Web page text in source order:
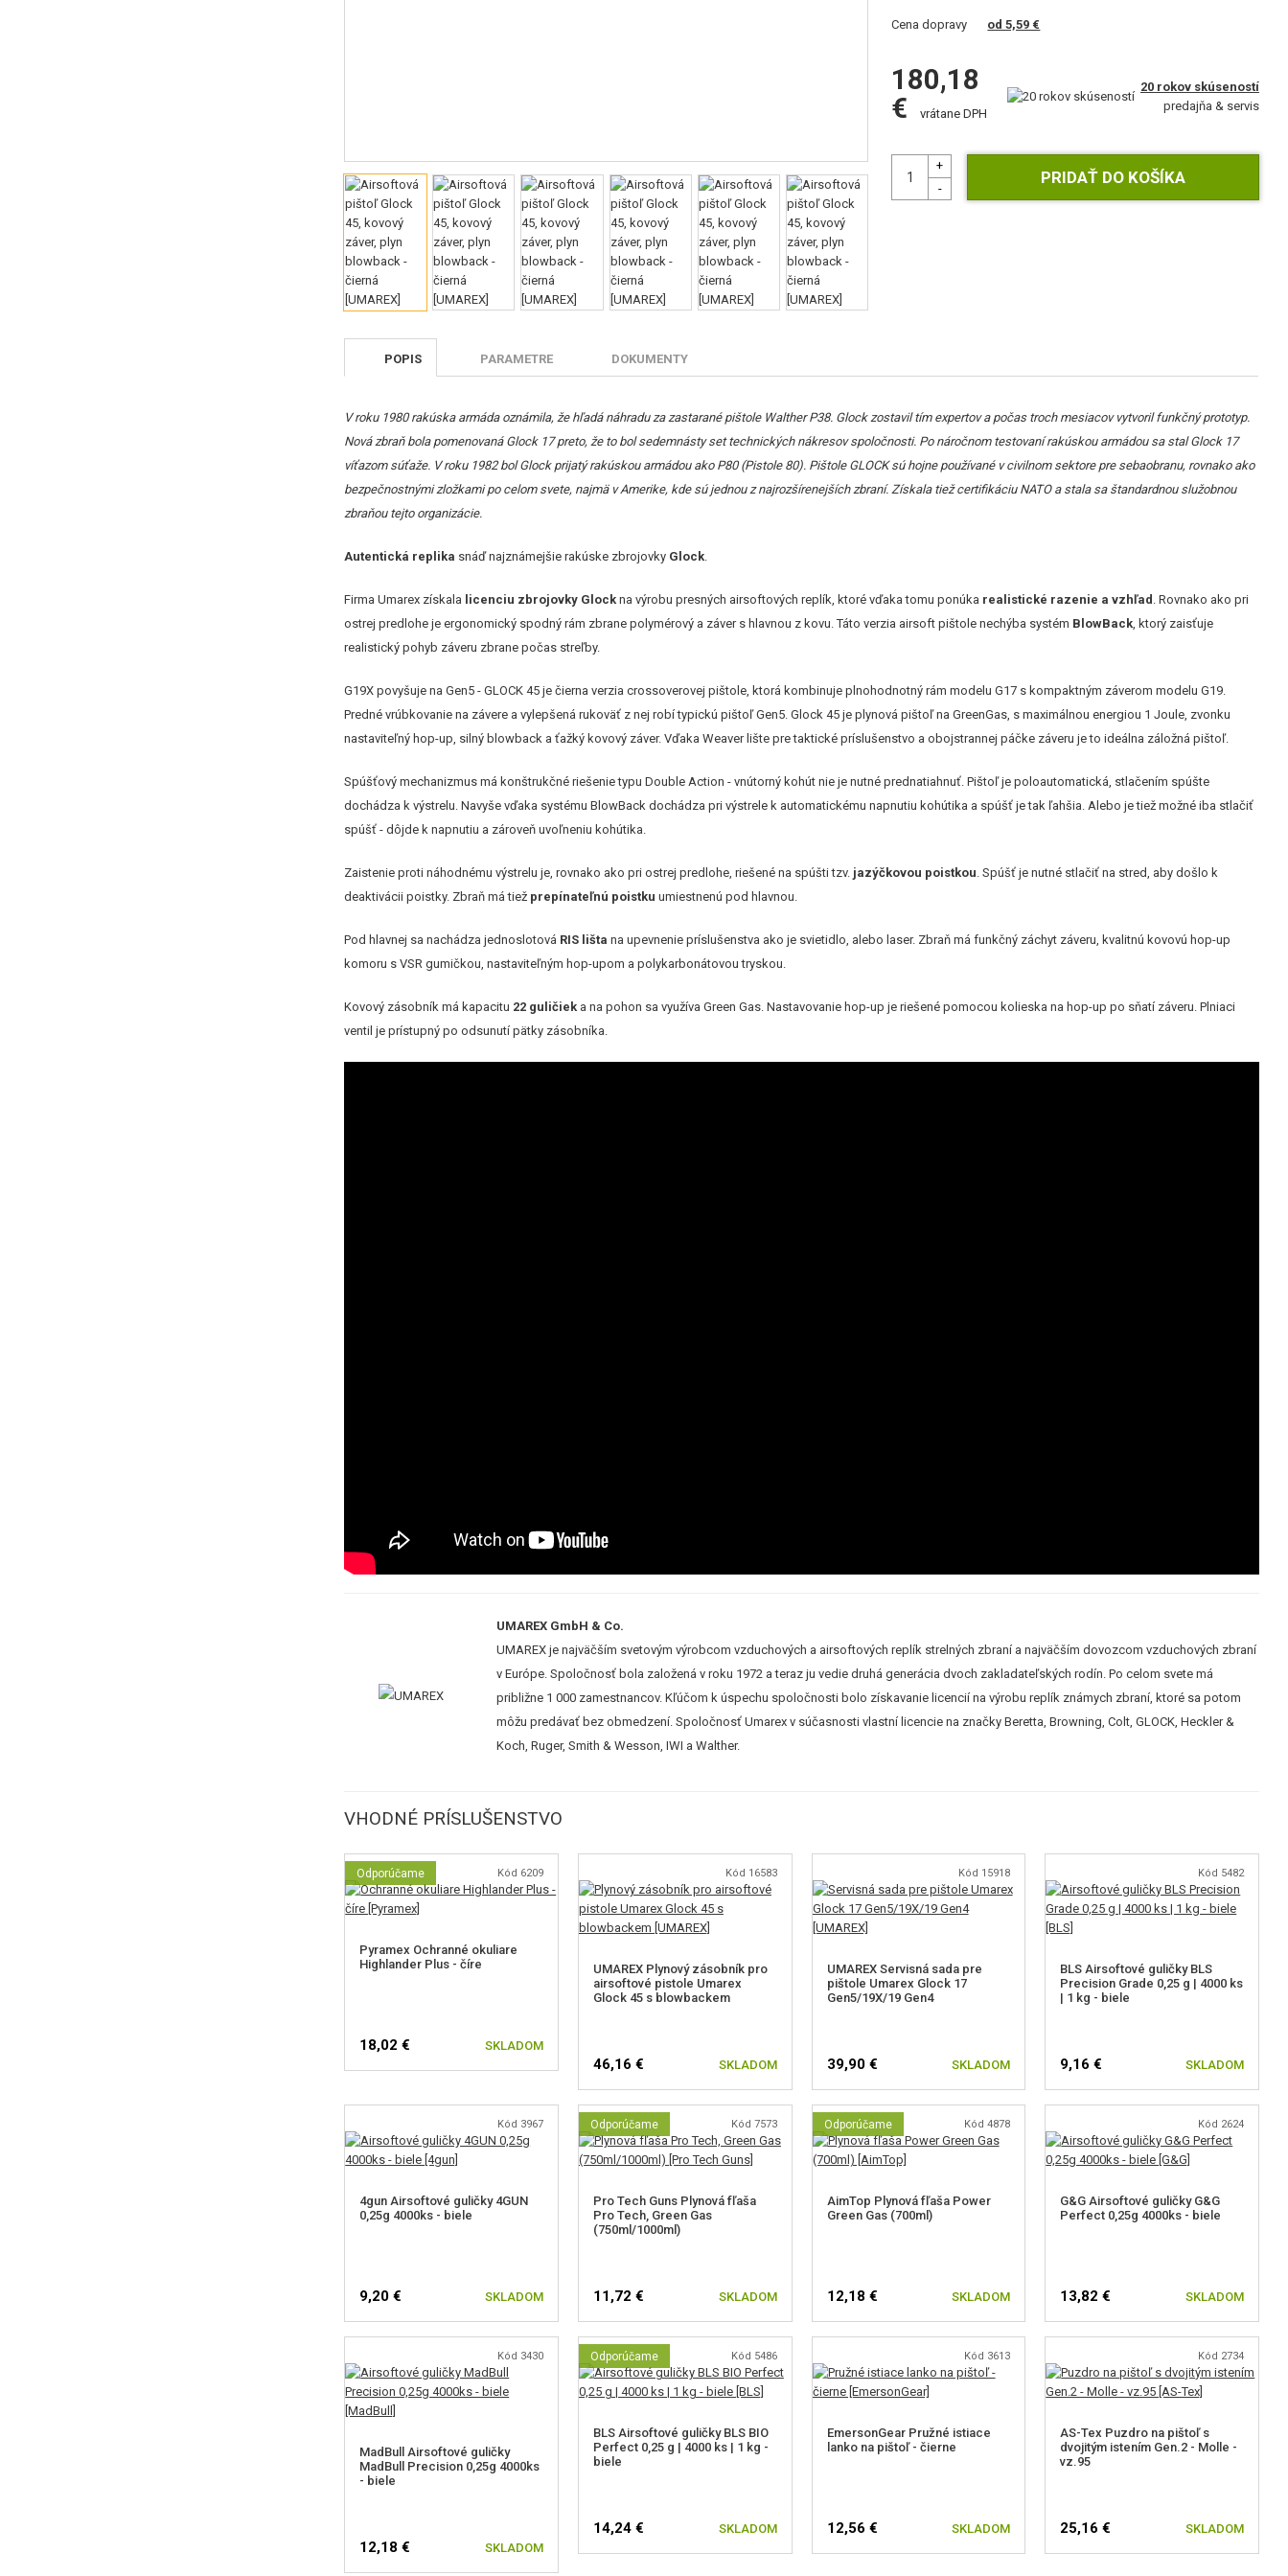
Cena dopravy od 5,59 €
180,18
€
vrátane DPH
20 rokov skúseností
predajňa & servis
POPIS PARAMETRE DOKUMENTY
V roku 1980 rakúska armáda oznámila, že hľadá náhradu za zastarané pištole Walther P38. Glock zostavil tím expertov a počas troch mesiacov vytvoril funkčný prototyp.
Nová zbraň bola pomenovaná Glock 17 preto, že to bol sedemnásty set technických nákresov spoločnosti. Po náročnom testovaní rakúskou armádou sa stal Glock 17
víťazom súťaže. V roku 1982 bol Glock prijatý rakúskou armádou ako P80 (Pistole 80). Pištole GLOCK sú hojne používané v civilnom sektore pre sebaobranu, rovnako ako
bezpečnostnými zložkami po celom svete, najmä v Amerike, kde sú jednou z najrozšírenejších zbraní. Získala tiež certifikáciu NATO a stala sa štandardnou služobnou
zbraňou tejto organizácie.
Autentická replika snáď najznámejšie rakúske zbrojovky Glock
Firma Umarex získala licenciu zbrojovky Glock na výrobu presných airsoftových replík, ktoré vďaka tomu ponúka realistické razenie a vzhľad . Rovnako ako pri
ostrej predlohe je ergonomický spodný rám zbrane polymérový a záver s hlavnou z kovu. Táto verzia airsoft pištole nechýba systém BlowBack , ktorý zaisťuje
realistický pohyb záveru zbrane počas streľby.
G19X povyšuje na Gen5 - GLOCK 45 je čierna verzia crossoverovej pištole, ktorá kombinuje plnohodnotný rám modelu G17 s kompaktným záverom modelu G19.
Predné vrúbkovanie na závere a vylepšená rukoväť z nej robí typickú pištoľ Gen5. Glock 45 je plynová pištoľ na GreenGas, s maximálnou energiou 1 Joule, zvonku
nastaviteľný hop-up, silný blowback a ťažký kovový záver. Vďaka Weaver lište pre taktické príslušenstvo a obojstrannej páčke záveru je to ideálna záložná pištoľ.
Spúšťový mechanizmus má konštrukčné riešenie typu Double Action - vnútorný kohút nie je nutné prednatiahnuť. Pištoľ je poloautomatická, stlačením spúšte
dochádza k výstrelu. Navyše vďaka systému BlowBack dochádza pri výstrele k automatickému napnutiu kohútika a spúšť je tak ľahšia. Alebo je tiež možné iba stlačiť
spúšť - dôjde k napnutiu a zároveň uvoľneniu kohútika.
Zaistenie proti náhodnému výstrelu je, rovnako ako pri ostrej predlohe, riešené na spúšti tzv. jazýčkovou poistkou . Spúšť je nutné stlačiť na stred, aby došlo k
deaktivácii poistky. Zbraň má tiež prepínateľnú poistku umiestnenú pod hlavnou.
Pod hlavnej sa nachádza jednoslotová RIS lišta na upevnenie príslušenstva ako je svietidlo, alebo laser. Zbraň má funkčný záchyt záveru, kvalitnú kovovú hop-up
komoru s VSR gumičkou, nastaviteľným hop-upom a polykarbonátovou tryskou.
Kovový zásobník má kapacitu 22 guličiek a na pohon sa využíva Green Gas. Nastavovanie hop-up je riešené pomocou kolieska na hop-up po sňatí záveru. Plniaci
ventil je prístupný po odsunutí pätky zásobníka.
UMAREX GmbH & Co.
UMAREX je najväčším svetovým výrobcom vzduchových a airsoftových replík strelných zbraní a najväčším dovozcom vzduchových zbraní
v Európe. Spoločnosť bola založená v roku 1972 a teraz ju vedie druhá generácia dvoch zakladateľských rodín. Po celom svete má
približne 1 000 zamestnancov. Kľúčom k úspechu spoločnosti bolo získavanie licencií na výrobu replík známych zbraní, ktoré sa potom
môžu predávať bez obmedzení. Spoločnosť Umarex v súčasnosti vlastní licencie na značky Beretta, Browning, Colt, GLOCK, Heckler &
Koch, Ruger, Smith & Wesson, IWI a Walther.
VHODNÉ PRÍSLUŠENSTVO
Odporúčame Kód 6209
Pyramex Ochranné okuliare
Highlander Plus - číre
18,02 € SKLADOM
Kód 16583
UMAREX Plynový zásobník pro
airsoftové pistole Umarex
Glock 45 s blowbackem
46,16 € SKLADOM
Kód 15918
UMAREX Servisná sada pre
pištole Umarex Glock 17
Gen5/19X/19 Gen4
39,90 € SKLADOM
Kód 5482
BLS Airsoftové guličky BLS
Precision Grade 0,25 g | 4000 ks
| 1 kg - biele
9,16 € SKLADOM
Kód 3967
4gun Airsoftové guličky 4GUN
0,25g 4000ks - biele
9,20 € SKLADOM
Odporúčame Kód 7573
Pro Tech Guns Plynová fľaša
Pro Tech, Green Gas
(750ml/1000ml)
11,72 € SKLADOM
Odporúčame Kód 4878
AimTop Plynová fľaša Power
Green Gas (700ml)
12,18 € SKLADOM
Kód 2624
G&G Airsoftové guličky G&G
Perfect 0,25g 4000ks - biele
13,82 € SKLADOM
Kód 3430
MadBull Airsoftové guličky
MadBull Precision 0,25g 4000ks
- biele
12,18 € SKLADOM
Odporúčame Kód 5486
BLS Airsoftové guličky BLS BIO
Perfect 0,25 g | 4000 ks | 1 kg -
biele
14,24 € SKLADOM
Kód 3613
EmersonGear Pružné istiace
lanko na pištoľ - čierne
12,56 € SKLADOM
Kód 2734
AS-Tex Puzdro na pištoľ s
dvojitým istením Gen.2 - Molle -
vz.95
25,16 € SKLADOM